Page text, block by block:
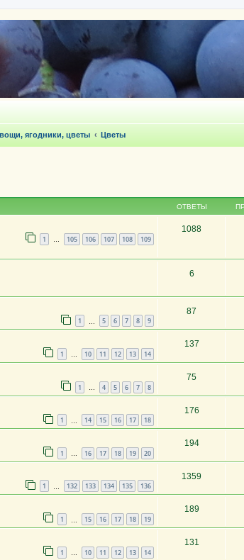
ягодники, цветы Цветы
ОТВЕТЫ
1 … 105 106 107 108 109
1088
6
1 5 6 7 8 9
87
1 … 10 11 12 13 14
137
1 … 4 5 6 7 8
75
1 14 15 16 17 18
176
1 … 16 17 18 19 20
194
1 132 133 134 135 136
1359
1 15 16 17 18 19
189
1 … 10 11 12 13 14
131